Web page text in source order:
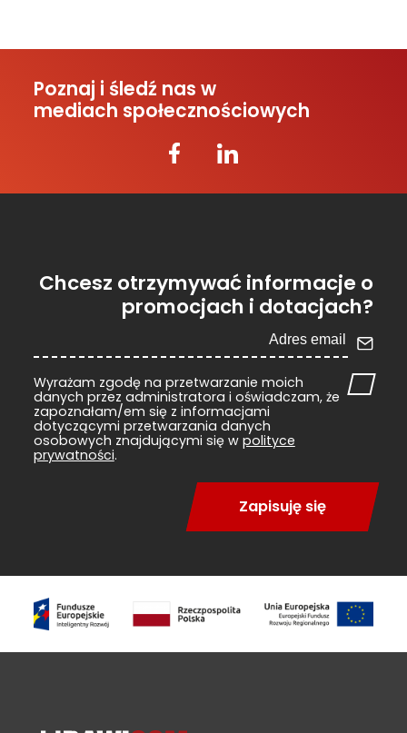
Poznaj i śledź nas w
mediach społecznościowych
Chcesz otrzymywać informacje o
promocjach i dotacjach?
Wyrażam zgodę na przetwarzanie moich
danych przez administratora i oświadczam, że
zapoznałam/em się z informacjami
dotyczącymi przetwarzania danych
osobowych znajdującymi się w polityce
prywatności.
Zapisuję się